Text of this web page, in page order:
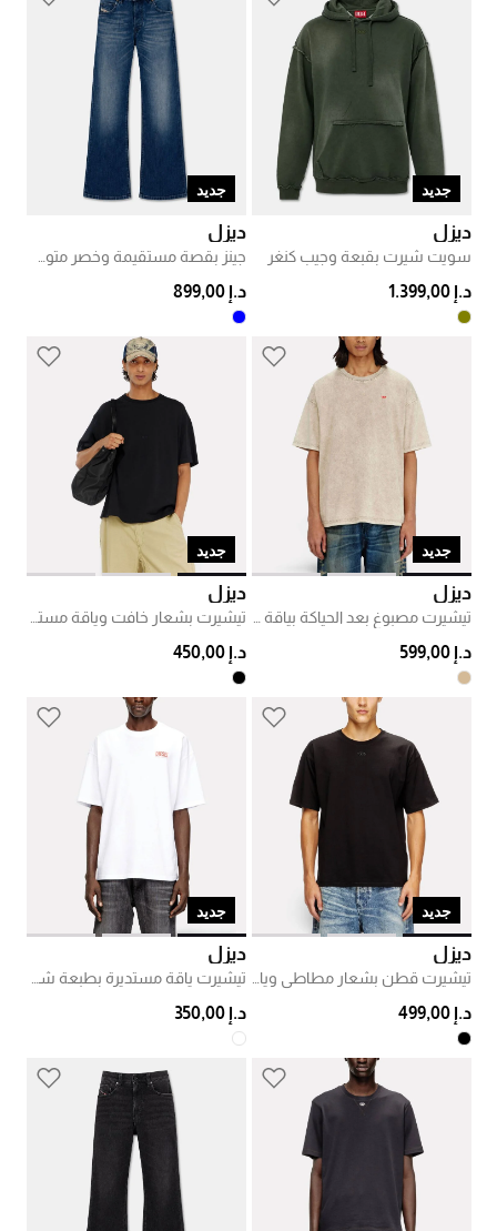
جديد
ديزل
سويت شيرت بقبعة وجيب كنغر
د.إ 1.399,00
جديد
ديزل
د.إ 899,00
جديد
ديزل
د.إ 599,00
جديد
ديزل
د.إ 450,00
جديد
ديزل
د.إ 499,00
جديد
ديزل
د.إ 350,00